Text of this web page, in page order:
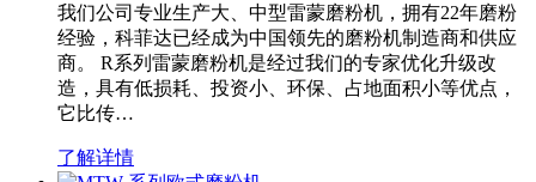
我们公司专业生产大、中型雷蒙磨粉机，拥有22年磨粉
经验，科菲达已经成为中国领先的磨粉机制造商和供应
商。 R系列雷蒙磨粉机是经过我们的专家优化升级改
造，具有低损耗、投资小、环保、占地面积小等优点，
它比传…
了解详情